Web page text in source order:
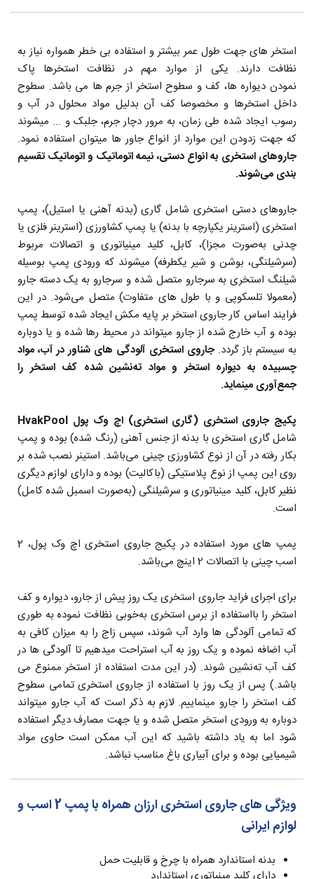
استخر های جهت طول عمر بیشتر و استفاده بی خطر همواره نیاز به
نظافت دارند. یکی از موارد مهم در نظافت استخرها پاک
نمودن دیواره ها، کف و سطوح استخر از جرم ها می باشد. سطوح
داخل استخرها و مخصوصا کف آن بدلیل مواد محلول در آب و
رسوب ایجاد شده طی زمان، به مرور دچار جرم، جلبک و ... میشوند
که جهت زدودن این موارد از انواع جاور ها میتوان استفاده نمود.
جاروهای استخری به انواع دستی، نیمه اتوماتیک و اتوماتیک تقسیم
بندی می‌شوند.
جاروهای دستی استخری شامل گاری (بدنه آهنی یا استیل)، پمپ
استخری (استرینر یکپارچه با بدنه) یا پمپ کشاورزی (استرینر فلزی یا
چدنی به‌صورت مجزا)، کابل، کلید مینیاتوری و اتصالات مربوط
(سرشیلنگی، بوشن و شیر یکطرفه) میشوند که ورودی پمپ بوسیله
شیلنگ استخری به سرجارو متصل شده و سرجارو به یک دسته جارو
(معمولا تلسکوپی و با طول های متفاوت) متصل می‌شود. در این
فرایند اساس کار جاروی استخر بر پایه مکش ایجاد شده توسط پمپ
بوده و آب خارج شده از جارو میتواند در محیط رها شده و یا دوباره
به سیستم باز گردد.جاروی استخری آلودگی های شناور در آب، مواد
چسبیده به دیواره استخر و مواد ته‌نشین شده کف استخر را
جمع‌آوری مینماید.
پکیج جاروی استخری (گاری استخری) اچ وک پول HvakPool
شامل گاری استخری با بدنه از جنس آهنی (رنگ شده) بوده و پمپ
بکار رفته در آن از نوع کشاورزی چینی می‌باشد. استینر نصب شده بر
روی این پمپ از نوع پلاستیکی (باکالیت) بوده و دارای لوازم دیگری
نظیر کابل، کلید مینیاتوری و سرشیلنگی (به‌صورت اسمبل شده کامل)
است.
پمپ های مورد استفاده در پکیج جاروی استخری اچ وک پول، 2
اسب چینی با اتصالات 2 اینچ می‌باشد.
برای اجرای فراید جاروی استخری یک روز پیش از جارو، دیواره و کف
استخر را بااستفاده از برس استخری به‌خوبی نظافت نموده به طوری
که تمامی آلودگی ها وارد آب شوند، سپس زاج را به میزان کافی به
آب اضافه نموده و یک روز به آب استراحت میدهیم تا آلودگی ها در
کف آب ته‌نشین شوند. (در این مدت استفاده از استخر ممنوع می
باشد.) پس از یک روز با استفاده از جاروی استخری تمامی سطوح
کف استخر را جارو مینماییم. لازم به ذکر است که آب جارو میتواند
دوباره به ورودی استخر متصل شده و یا جهت مصارف دیگر استفاده
شود اما به یاد داشته باشید که این آب ممکن است حاوی مواد
شیمیایی بوده و برای آبیاری باغ مناسب نباشد.
ویژگی های جاروی استخری ارزان همراه با پمپ 2 اسب و
لوازم ایرانی
بدنه استاندارد همراه با چرخ و قابلیت حمل